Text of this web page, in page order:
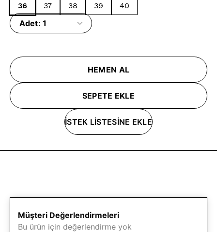
36 37 38 39 40
Adet:1
HEMEN AL
SEPETE EKLE
İSTEK LİSTESİNE EKLE
Müşteri Değerlendirmeleri
Bu ürün için değerlendirme yok